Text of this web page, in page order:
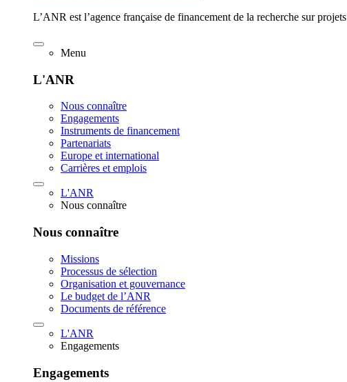
L’ANR est l’agence française de financement de la recherche sur projets
Menu
L'ANR
Nous connaître
Engagements
Instruments de financement
Partenariats
Europe et international
Carrières et emplois
L'ANR
Nous connaître
Nous connaître
Missions
Processus de sélection
Organisation et gouvernance
Le budget de l’ANR
Documents de référence
L'ANR
Engagements
Engagements